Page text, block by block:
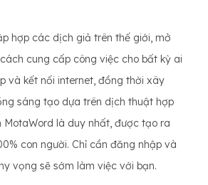
hợp các dịch giả trên thế giới, mở
cung cấp công việc cho bất kỳ ai
và kết nối internet, đồng thời xây
sáng tạo dựa trên dịch thuật hợp
là duy nhất, được tạo ra
con người. Chỉ cần đăng nhập và
vọng sẽ sớm làm việc với bạn.